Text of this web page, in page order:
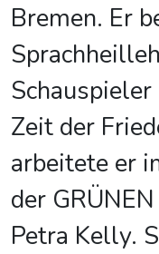
Bremen. Er
Zeit der
arbeitete er
der
Petra Kelly.